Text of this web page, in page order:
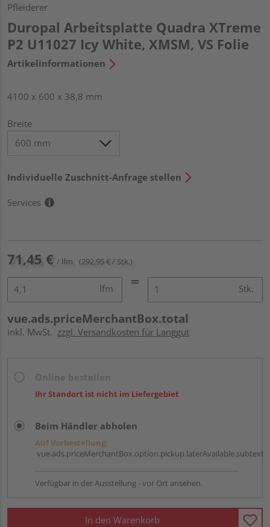
Pfleiderer
Duropal Arbeitsplatte Quadra XTreme
P2 U11027 Icy White, XMSM, VS Folie
Artikelinformationen
4100 x 600 x 38,8 mm
Breite
Individuelle Zuschnitt-Anfrage stellen
Services
71,45 € / lfm (292,95 € / Stk.)
lfm Stk.
vue.ads.priceMerchantBox.total
inkl. MwSt. zzgl. Versandkosten für Langgut
Ihr Standort ist nicht im Liefergebiet
Beim Händler abholen
Auf Vorbestellung:
vue.ads.priceMerchantBox.option.pickup.laterAvailable.subtext
Verfügbar in der Ausstellung - vor Ort ansehen.
In den Warenkorb